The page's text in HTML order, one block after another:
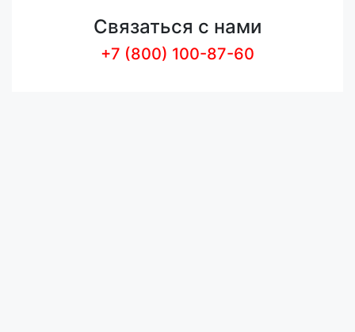
Связаться с нами
+7 (800) 100-87-60